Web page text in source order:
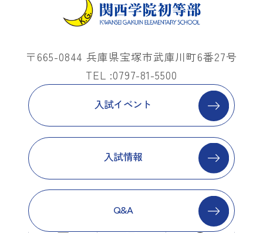
〒665-0844 兵庫県宝塚市武庫川町6番27号
TEL :0797-81-5500
入試イベント
入試情報
Q&A